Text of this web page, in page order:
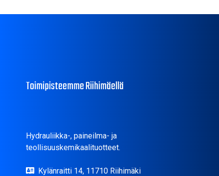
Toimipisteemme Riihimäellä
Hydrauliikka-, paineilma- ja
teollisuuskemikaalituotteet.
Kylänraitti 14, 11710 Riihimäki